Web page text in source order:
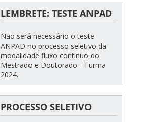
LEMBRETE: TESTE ANPAD
Não será necessário o teste
ANPAD no processo seletivo da
modalidade fluxo contínuo do
Mestrado e Doutorado - Turma
2024.
PROCESSO SELETIVO